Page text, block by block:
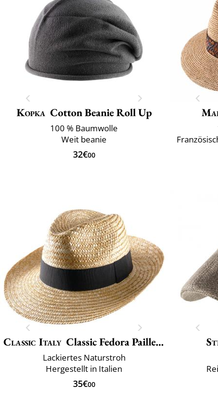
Kopka Cotton Beanie Roll Up
100 % Baumwolle
Weit beanie
32€00
Classic Italy Classic Fedora Paille Large
Lackiertes Naturstroh
Hergestellt in Italien
35€00